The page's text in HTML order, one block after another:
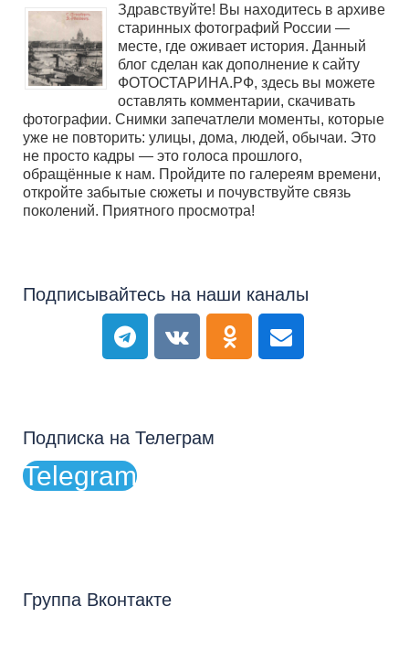
Здравствуйте! Вы находитесь в архиве
старинных фотографий России —
месте, где оживает история. Данный
блог сделан как дополнение к сайту
ФОТОСТАРИНА.РФ, здесь вы можете
оставлять комментарии, скачивать
фотографии. Снимки запечатлели моменты, которые
уже не повторить: улицы, дома, людей, обычаи. Это
не просто кадры — это голоса прошлого,
обращённые к нам. Пройдите по галереям времени,
откройте забытые сюжеты и почувствуйте связь
поколений. Приятного просмотра!
Подписывайтесь на наши каналы
Подписка на Телеграм
Telegram
Группа Вконтакте